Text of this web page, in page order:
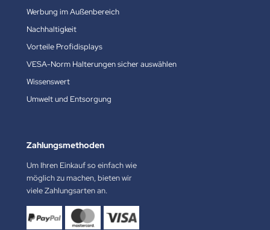
Werbung im Außenbereich
Nachhaltigkeit
Vorteile Profidisplays
VESA-Norm Halterungen sicher auswählen
Wissenswert
Umwelt und Entsorgung
Zahlungsmethoden
Um Ihren Einkauf so einfach wie
möglich zu machen, bieten wir
viele Zahlungsarten an.